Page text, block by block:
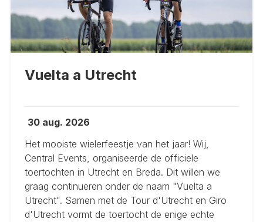
Vuelta a Utrecht
30 aug. 2026
Het mooiste wielerfeestje van het jaar! Wij,
Central Events, organiseerde de officiele
toertochten in Utrecht en Breda. Dit willen we
graag continueren onder de naam "Vuelta a
Utrecht". Samen met de Tour d'Utrecht en Giro
d'Utrecht vormt de toertocht de enige echte